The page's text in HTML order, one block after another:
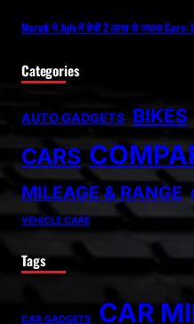
Maruti ने July में बेचीं 2 लाख से ज्यादा
Categories
AUTO GADGETS BIKES
CARS
MILEAGE & RANGE
VEHICLE CARE
Tags
CAR GADGETS CAR